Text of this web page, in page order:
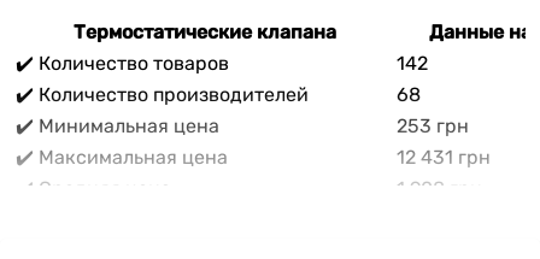
Термостатические клапана
Данные на
✔️ Количество товаров
142
✔️ Количество производителей
68
✔️ Минимальная цена
253 грн
✔️ Максимальная цена
12 431 грн
✔️ Средняя цена
1 908 грн